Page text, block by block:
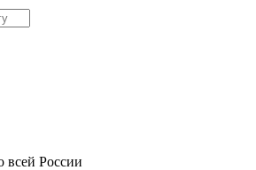
всей России